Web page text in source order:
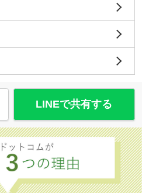
LINEで共有する